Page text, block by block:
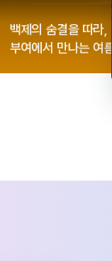
백제의 숨결을 따라,
부여에서 만나는 여름